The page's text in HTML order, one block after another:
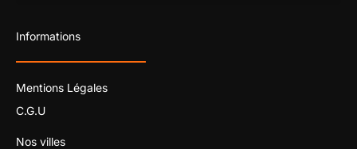
Informations
Mentions Légales
C.G.U
Nos villes